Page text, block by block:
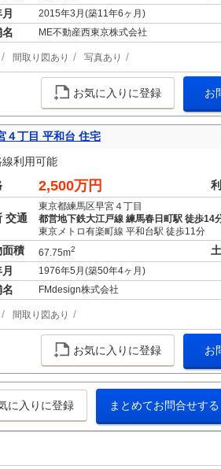
2015年3月(築11年6ヶ月)
名 ME不動産西東京株式会社
間取り図あり 写真あり
お気に入りに登録 お
４丁目 平和台 住宅
利用可能
2,500万円
交通
東京都練馬区早宮４丁目
都営地下鉄大江戸線 練馬春日町駅 徒歩14
東京メトロ有楽町線 平和台駅 徒歩11分
面積 67.75m2
1976年5月(築50年4ヶ月)
名 FMdesign株式会社
間取り図あり
お気に入りに登録 お
に入りに登録 まとめてお問合せする